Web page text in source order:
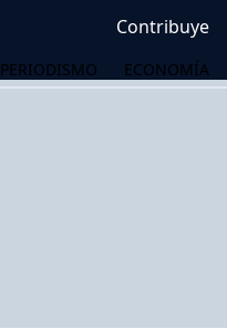
Contribuye
PERIODISMO ECONOMÍA